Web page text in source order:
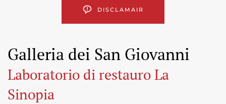
DISCLAMAIR
Galleria dei San Giovanni
Laboratorio di restauro La
Sinopia